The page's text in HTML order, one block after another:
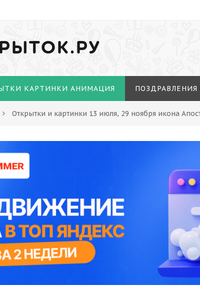
КАРТИНКИ АНИМАЦИЯ
Открытки и картинки 13 июля, 29 ноября икона